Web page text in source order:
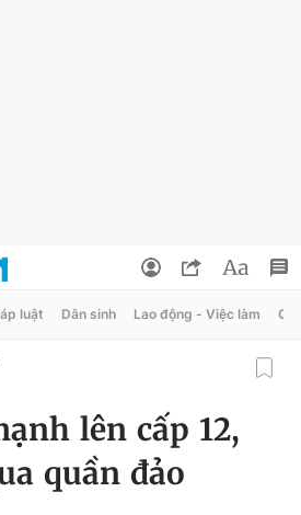
luật Dân sinh Lao động - Việc làm
lên cấp 12,
quần đảo